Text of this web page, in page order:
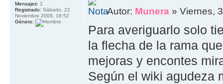
Autor: Munera » Viernes,
Para averiguarlo solo
la flecha de la rama
mejoras y encontes
Según el wiki agudeza
Mensajes: 1
Registrado: Sábado, 22
Noviembre 2008, 18:52
Género: